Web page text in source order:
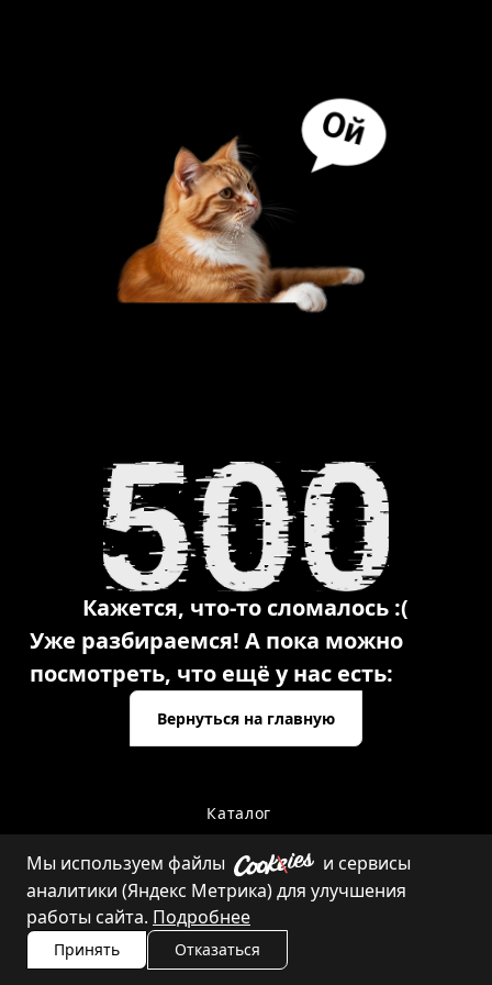
Кажется, что-то сломалось :(
Уже разбираемся! А пока можно
посмотреть, что ещё у нас есть:
Вернуться на главную
Каталог
Контакты
Мы используем файлы
и сервисы
аналитики (Яндекс Метрика) для улучшения
работы сайта. Подробнее
Принять Отказаться